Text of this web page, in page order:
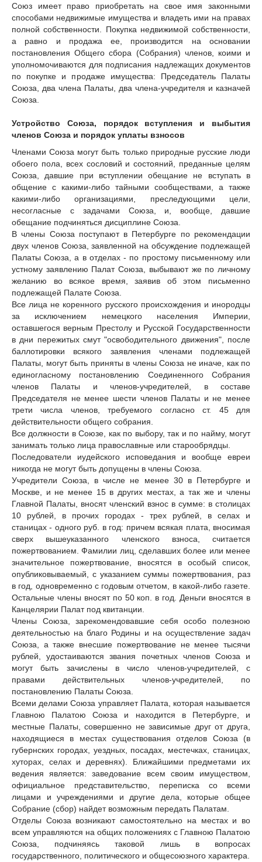
Союз имеет право приобретать на свое имя законными
способами недвижимые имущества и владеть ими на правах
полной собственности. Покупка недвижимой собственности,
а равно и продажа ее, производится на основании
постановления Общего сбора (Собрания) членов, коими и
уполномочиваются для подписания надлежащих документов
по покупке и продаже имущества: Председатель Палаты
Союза, два члена Палаты, два члена-учредителя и казначей
Союза.
Устройство Союза, порядок вступления и выбытия
членов Союза и порядок уплаты взносов
Членами Союза могут быть только природные русские люди
обоего пола, всех сословий и состояний, преданные целям
Союза, давшие при вступлении обещание не вступать в
общение с какими-либо тайными сообществами, а также
какими-либо организациями, преследующими цели,
несогласные с задачами Союза, и, вообще, давшие
обещание подчиняться дисциплине Союза.
В члены Союза поступают в Петербурге по рекомендации
двух членов Союза, заявленной на обсуждение подлежащей
Палаты Союза, а в отделах - по простому письменному или
устному заявлению Палат Союза, выбывают же по личному
желанию во всякое время, заявив об этом письменно
подлежащей Палате Союза.
Все лица не коренного русского происхождения и инородцы
за исключением немецкого населения Империи,
оставшегося верным Престолу и Русской Государственности
в дни пережитых смут "освободительного движения", после
баллотировки всякого заявления членами подлежащей
Палаты, могут быть приняты в члены Союза не иначе, как по
единогласному постановлению Соединенного Собрания
членов Палаты и членов-учредителей, в составе
Председателя не менее шести членов Палаты и не менее
трети числа членов, требуемого согласно ст. 45 для
действительности общего собрания.
Все должности в Союзе, как по выбору, так и по найму, могут
занимать только лица православные или старообрядцы.
Последователи иудейского исповедания и вообще евреи
никогда не могут быть допущены в члены Союза.
Учредители Союза, в числе не менее 30 в Петербурге и
Москве, и не менее 15 в других местах, а так же и члены
Главной Палаты, вносят членский взнос в сумме: в столицах
10 рублей, в прочих городах - трех рублей, в селах и
станицах - одного руб. в год: причем всякая плата, вносимая
сверх вышеуказанного членского взноса, считается
пожертвованием. Фамилии лиц, сделавших более или менее
значительное пожертвование, вносятся в особый список,
опубликовываемый, с указанием суммы пожертвования, раз
в год, одновременно с годовым отчетом, в какой-либо газете.
Остальные члены вносят по 50 коп. в год. Деньги вносятся в
Канцелярии Палат под квитанции.
Члены Союза, зарекомендовавшие себя особо полезною
деятельностью на благо Родины и на осуществление задач
Союза, а также внесшие пожертвование не менее тысячи
рублей, удостаиваются звания почетных членов Союза и
могут быть зачислены в число членов-учредителей, с
правами действительных членов-учредителей, по
постановлению Палаты Союза.
Всеми делами Союза управляет Палата, которая называется
Главною Палатою Союза и находится в Петербурге, и
местные Палаты, совершенно не зависимые друг от друга,
находящиеся в местах существования отделов Союза (в
губернских городах, уездных, посадах, местечках, станицах,
хуторах, селах и деревнях). Ближайшими предметами их
ведения является: заведование всем своим имуществом,
официальное представительство, переписка со всеми
лицами и учреждениями и другие дела, которые общее
Собрание (сбор) найдет возможным передать Палатам.
Отделы Союза возникают самостоятельно на местах и во
всем управляются на общих положениях с Главною Палатою
Союза, подчиняясь таковой лишь в вопросах
государственного, политического и общесоюзного характера.